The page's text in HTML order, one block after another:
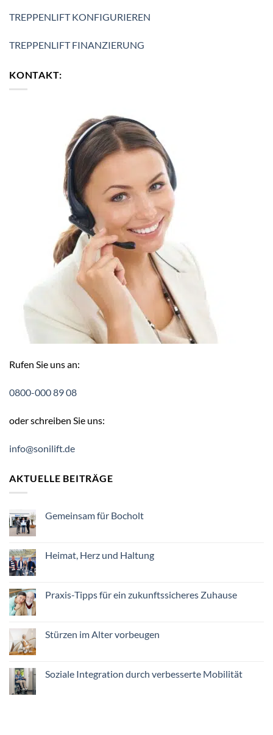
TREPPENLIFT KONFIGURIEREN
TREPPENLIFT FINANZIERUNG
KONTAKT:
Rufen Sie uns an:
0800-000 89 08
oder schreiben Sie uns:
info@sonilift.de
AKTUELLE BEITRÄGE
Gemeinsam für Bocholt
Gemeinsam
für
Heimat, Herz und Haltung
Heimat,
Herz
Praxis-Tipps für ein zukunftssicheres Zuhause
Praxis-
Tipps
Zuhause
Stürzen im Alter vorbeugen
Stürzen
im
Soziale Integration durch verbesserte Mobilität